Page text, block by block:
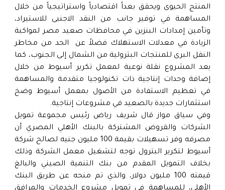
المنتج الحيوى ويحقق بعداً اقتصادياً واستراتيجياً من خلال
المساهمة في توفير جانب من النقد الاجنبى للاستيراد،
وتأمين إمدادات البنزين في محافظات صعيد مصر لمواكبة
الزيادة في معدلات الاستهلاك فضلاً عن الحد من مخاطر
النقل البرى للمنتجات البترولية من الشمال إلى الجنوب، كما
يعد المشروع نقلة نوعية لمعمل تكرير أسيوط من خلال
إضافة وحدات إنتاجية ذات تكنولوجيا متقدمة والمساهمة
في تعظيم الاستفادة من الأصول بمعمل أسيوط وضخ
استثمارات جديدة بالصعيد في مشروعات إنتاجية.
وفي سياق مواز قال شريف رياض رئيس مجموعة تمويل
الشركات والقروض المشتركة بالبنك الأهلي المصري أن
مصرفه وفر تسهيلات بقيمة 100 مليون جنيه لصالح شركة
أسيوط لتكرير البترول توجه لتشغيل معمل الشركة وذلك
بخلاف التمويل المقدم من بنك التنمية الصيني والبالغ
قيمته 100 مليون دولار، والذي تم منحه عن طريق البنك
الأهلي، للمساهمة في تمويل مشروع الخدمات والمرافق